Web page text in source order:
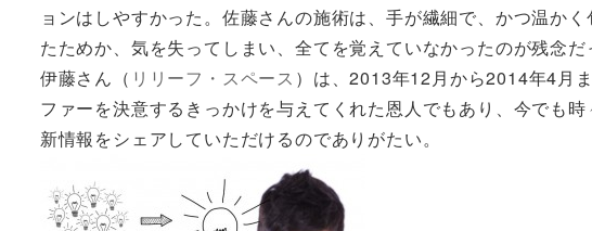
ョンはしやすかった。佐藤さんの施術は、手が繊細で、かつ温か
たためか、気を失ってしまい、全てを覚えていなかったのが残念だ
伊藤さん（ リリーフ・スペース ）は、2013年12月から2014年4月
ファーを決意するきっかけを与えてくれた恩人でもあり、今でも
新情報をシェアしていただけるのでありがたい。